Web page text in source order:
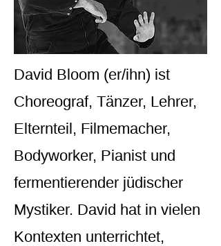
David Bloom (er/ihn) ist
Choreograf, Tänzer, Lehrer,
Elternteil, Filmemacher,
Bodyworker, Pianist und
fermentierender jüdischer
Mystiker. David hat in vielen
Kontexten unterrichtet,